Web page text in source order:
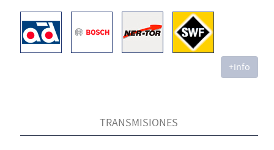
+info
TRANSMISIONES